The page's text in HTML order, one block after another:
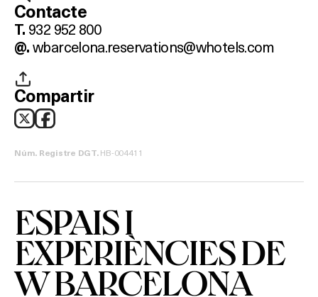
Contacte
T. 932 952 800
@. wbarcelona.reservations@whotels.com
Compartir
Núm. Registre DGT. HB-004411
ESPAIS I
EXPERIÈNCIES DE
W BARCELONA